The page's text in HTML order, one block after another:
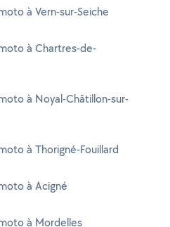
à Vern-sur-Seiche
à Chartres-de-
à Noyal-Châtillon-sur-
à Thorigné-Fouillard
à Acigné
à Mordelles